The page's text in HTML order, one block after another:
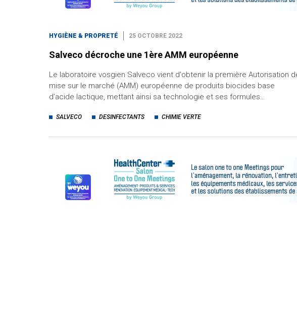
HYGIÈNE & PROPRETÉ 25 OCTOBRE 2022
Salveco décroche une 1ère AMM européenne
Le laboratoire vosgien Salveco vient d'obtenir la première Autorisation
mise sur le marché (AMM) européenne de produits biocides base
d’acide lactique, mettant ainsi sa technologie et ses formules…
SALVECO DESINFECTANTS CHIMIE VERTE